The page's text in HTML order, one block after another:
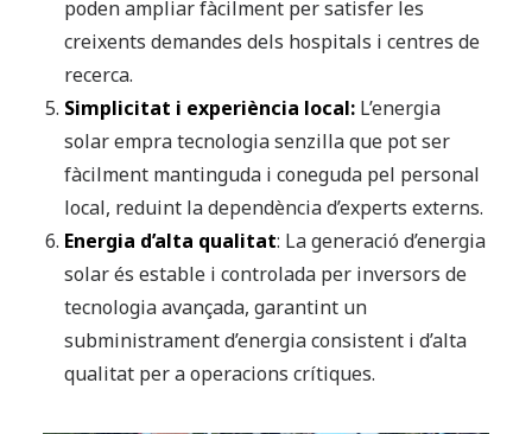
poden ampliar fàcilment per satisfer les
creixents demandes dels hospitals i centres de
recerca.
Simplicitat i experiència local: L’energia
solar empra tecnologia senzilla que pot ser
fàcilment mantinguda i coneguda pel personal
local, reduint la dependència d’experts externs.
Energia d’alta qualitat: La generació d’energia
solar és estable i controlada per inversors de
tecnologia avançada, garantint un
subministrament d’energia consistent i d’alta
qualitat per a operacions crítiques.